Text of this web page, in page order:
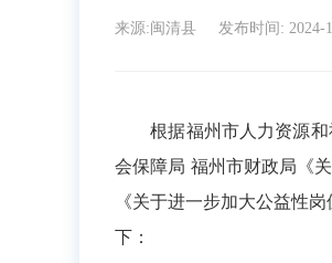
来源:闽清县 发布时间: 2024-
根据福州市人力资源和社
会保障局 福州市财政局《
《关于进一步加大公益性
下：